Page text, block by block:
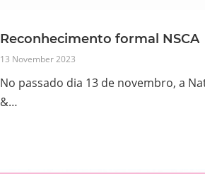
Reconhecimento formal NSCA
13 November 2023
No passado dia 13 de novembro, a
&…